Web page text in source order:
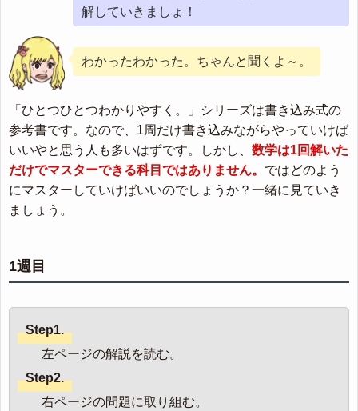
解していきましょ！
わかったわかった。ちゃんと聞くよ～。
「ひとつひとつわかりやすく。」シリーズは書き込み式の
参考書です。なので、1周だけ書き込みながらやっていけば
いいやと思う人も多いはずです。しかし、 数学は1回解いた
だけでマスターできる科目ではありません。 ではどのよう
にマスターしていけばいいのでしょうか？一緒に見ていき
ましょう。
1週目
Step1.
左ページの解説を読む。
Step2.
右ページの問題に取り組む。